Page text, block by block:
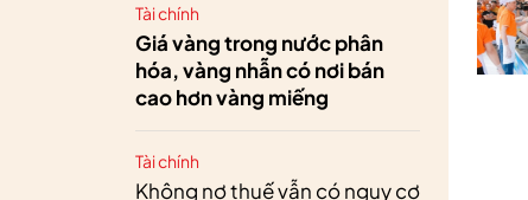
Tài chính
Giá vàng trong nước phân
hóa, vàng nhẫn có nơi bán
cao hơn vàng miếng
Tài chính
Không nợ thuế vẫn có nguy cơ